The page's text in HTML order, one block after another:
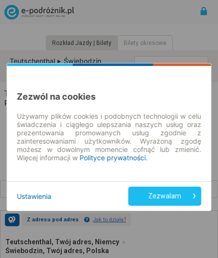
Rozkład Jazdy | Bilety Bilety okresowe
Teutschenthal
Świebodzin
zmień kryteria
Teutschenthal → Świebodzin
Rozkład jazdy i bilety
Wcześniejsze połączenia
Z adresu pod adres Jak to działa?
Teutschenthal, Twój adres, Niemcy
Świebodzin, Twój adres, Polska
Zezwól na cookies
Używamy plików cookies i podobnych technologii w celu
świadczenia i ciągłego ulepszania naszych usług oraz
prezentowania promowanych usług zgodnie z
zainteresowaniami użytkowników. Wyrażoną zgodę
możesz w dowolnym momencie cofnąć lub zmienić.
Więcej informacji w Polityce prywatności.
Ustawienia Zezwalam